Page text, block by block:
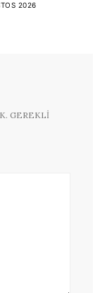
2026
GEREKLI